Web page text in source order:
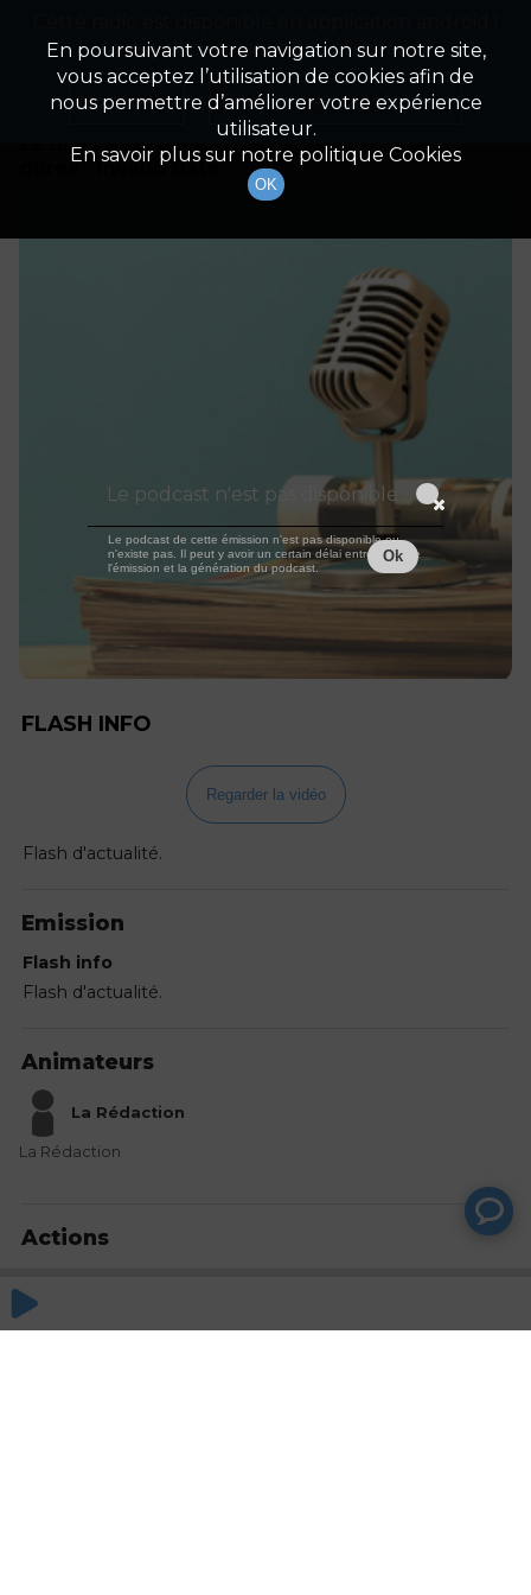
Détails De L'épisode
26 mars 2021
à 9h00
durée : Invalid date
FLASH INFO
Regarder la vidéo
Flash d'actualité.
Emission
Flash info
Flash d'actualité.
Animateurs
La Rédaction
La Rédaction
Actions
En poursuivant votre navigation sur notre site,
vous acceptez l’utilisation de cookies afin de
nous permettre d’améliorer votre expérience
utilisateur.
En savoir plus sur notre politique Cookies
OK
Appuyez ci-dessous pour l'installer.
Non merci Télécharger l'application
Le podcast n'est pas disponible
Le podcast de cette émission n'est pas disponible ou
n'existe pas. Il peut y avoir un certain délai entre la fin de
l'émission et la génération du podcast.
Ok